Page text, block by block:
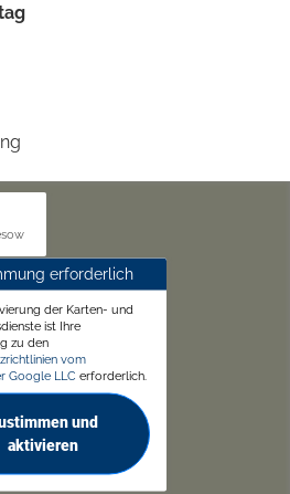
erforderlich
der Karten- und
ist Ihre
zu den
vom
Google LLC erforderlich.
und
aktivieren